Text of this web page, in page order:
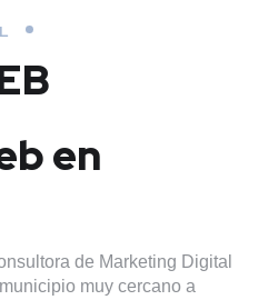
en
de Marketing Digital
muy cercano a